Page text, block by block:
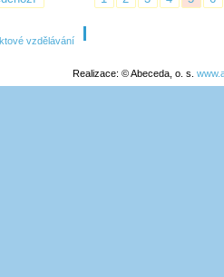
Realizace: © Abeceda, o. s.